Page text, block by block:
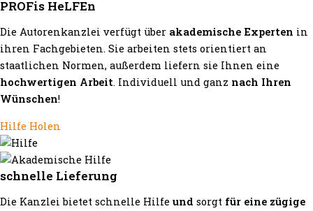
PROFis HeLFEn
Die Autorenkanzlei verfügt über akademische Experten in
ihren Fachgebieten. Sie arbeiten stets orientiert an
staatlichen Normen, außerdem liefern sie Ihnen eine
hochwertigen Arbeit. Individuell und ganz nach Ihren
Wünschen!
Hilfe Holen
schnelle Lieferung
Die Kanzlei bietet schnelle Hilfe und sorgt für eine zügige